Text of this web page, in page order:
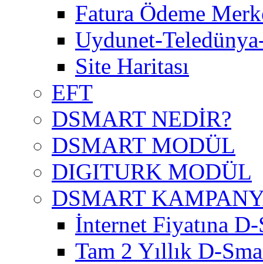
Fatura Ödeme
Uydunet-
Site Haritası
EFT
DSMART NEDİR?
DSMART MODÜL
DIGITURK MODÜL
DSMART
İnternet Fiyatına
Tam 2 Yıllık D-